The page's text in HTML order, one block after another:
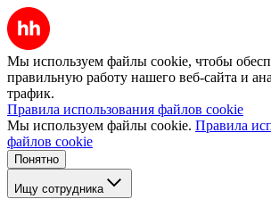
Мы используем файлы cookie, чтобы
правильную работу нашего веб-сайта и
трафик.
Правила использования файлов cookie
Мы используем файлы cookie. Правила
файлов cookie
Понятно
Ищу сотрудника